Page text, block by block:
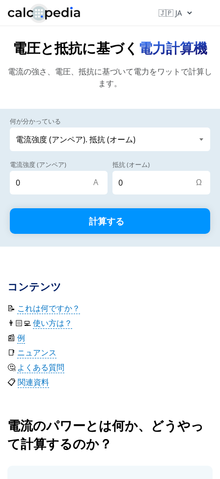
電圧と抵抗に基づく 電力計算機
電流の強さ、電圧、抵抗に基づいて電力をワットで計算し
ます。
何が分かっている
電流強度 (アンペア)
A
抵抗 (オーム)
Ω
計算する
コンテンツ
📝 これは何ですか？
👨🏻‍💻 使い方は？
📰 例
📑 ニュアンス
🤔 よくある質問
📋関連資料
電流のパワーとは何か、どうやっ
て計算するのか？